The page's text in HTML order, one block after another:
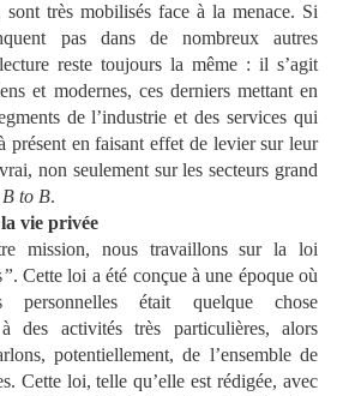
très mobilisés face à la menace. Si
pas dans de nombreux autres
reste toujours la même : il s’agit
et modernes, ces derniers mettant en
de l’industrie et des services qui
présent en faisant effet de levier sur leur
non seulement sur les secteurs grand
B to B.
vie privée
mission, nous travaillons sur la loi
”. Cette loi a été conçue à une époque où
personnelles était quelque chose
des activités très particulières, alors
potentiellement, de l’ensemble de
Cette loi, telle qu’elle est rédigée, avec